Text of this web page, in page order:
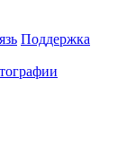
Поддержка